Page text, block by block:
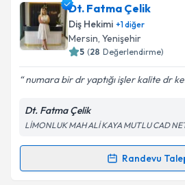
Takvim Talebini
Dt. Bülent Öztürkoğluiçin
oluşturun. Size bu uzmandan
takvim hazırlandığında e-posta
Kişisel verilerimin
Metni'ni okudum ve kişisel
kapsamda işlenmesini kabul
Dt. Fatma Çelik
Diş Hekimi +1diğer
Mersin, Yenişehir
5 (28 Değerlendirme)
numara bir dr yaptığı işler kalite dr
Dt. Fatma Çelik
LİMONLUK MAH ALİ KAYA MUTLU CAD
Randevu
Randevu Takvimi Talebi